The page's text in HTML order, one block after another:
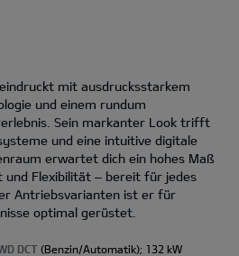
mit ausdrucksstarkem
und einem rundum
Sein markanter Look trifft
und eine intuitive digitale
erwartet dich ein hohes Maß
Flexibilität – bereit für jedes
Antriebsvarianten ist er für
optimal gerüstet.
DCT (Benzin/Automatik); 132 kW